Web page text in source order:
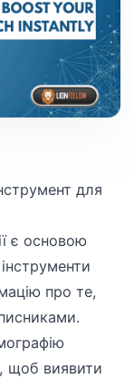
для
є основою
про те,
щоб виявити